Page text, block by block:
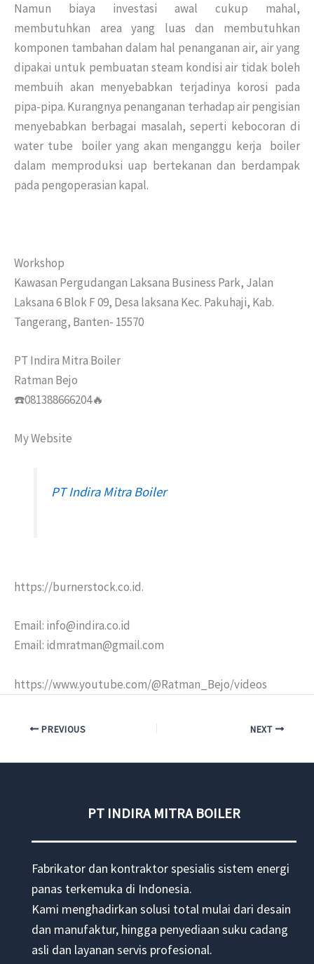
Namun biaya investasi awal cukup mahal,
membutuhkan area yang luas dan membutuhkan
komponen tambahan dalam hal penanganan air, air yang
dipakai untuk pembuatan steam kondisi air tidak boleh
membuih akan menyebabkan terjadinya korosi pada
pipa-pipa. Kurangnya penanganan terhadap air pengisian
menyebabkan berbagai masalah, seperti kebocoran di
water tube boiler yang akan menganggu kerja boiler
dalam memproduksi uap bertekanan dan berdampak
pada pengoperasian kapal.
Workshop
Kawasan Pergudangan Laksana Business Park, Jalan
Laksana 6 Blok F 09, Desa laksana Kec. Pakuhaji, Kab.
Tangerang, Banten- 15570
PT Indira Mitra Boiler
Ratman Bejo
☎️081388666204🔥
My Website
PT Indira Mitra Boiler
https://burnerstock.co.id.
Email: info@indira.co.id
Email: idmratman@gmail.com
https://www.youtube.com/@Ratman_Bejo/videos
PREVIOUS NEXT
PT INDIRA MITRA BOILER
Fabrikator dan kontraktor spesialis sistem energi
panas terkemuka di Indonesia.
Kami menghadirkan solusi total mulai dari desain
dan manufaktur, hingga penyediaan suku cadang
asli dan layanan servis profesional.